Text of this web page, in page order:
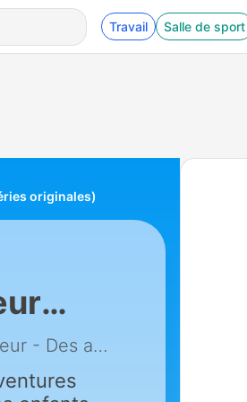
Travail Salle de sport
originales)
pourLe Petit Bouquineur - Des aventures sonores pour explorer le monde (Podcast jeunesse)